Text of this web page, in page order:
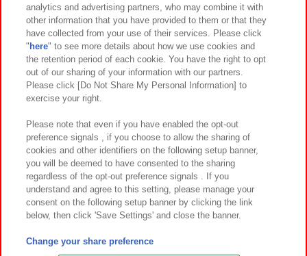
関連会社 サステナビリティ サイトポリシー
プライバシーポリシー ウェブアクセシビリティ方針と検証結果
お取引先さまとともに
カスタマーハラスメント対応方針 よくあるご質問・お問い合わせ
©Bandai Namco Amusement Inc.
©Bandai Namco Amusement Lab Inc.
analytics and advertising partners, who may combine it with
other information that you have provided to them or that they
have collected from your use of their services. Please click
" here" to see more details about how we use cookies and
the retention period of each cookie. You have the right to opt
out of our sharing of your information with our partners.
Please click [Do Not Share My Personal Information] to
exercise your right.
Please note that even if you have enabled the opt-out
preference signals , if you choose to allow the sharing of
cookies and other identifiers on the following setup banner,
you will be deemed to have consented to the sharing
regardless of the opt-out preference signals . If you
understand and agree to this setting, please manage your
consent on the following setup banner by clicking the link
below, then click 'Save Settings' and close the banner.
Change your share preference